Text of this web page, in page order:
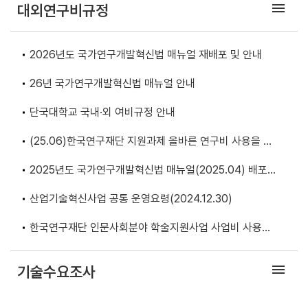
대외연구비규정 menu
2026년도 국가연구개발혁신법 매뉴얼 재배포 및 안내
26년 국가연구개발혁신법 매뉴얼 안내
단국대학교 국내·외 여비규정 안내
(25.06)한국연구재단 지원과제 올바른 연구비 사용을 위
2025년도 국가연구개발혁신법 매뉴얼(2025.04) 배포
산업기술혁신사업 공통 운영요령(2024.12.30)
한국연구재단 인문사회분야 학술지원사업 사업비 사용기
기술수요조사 menu